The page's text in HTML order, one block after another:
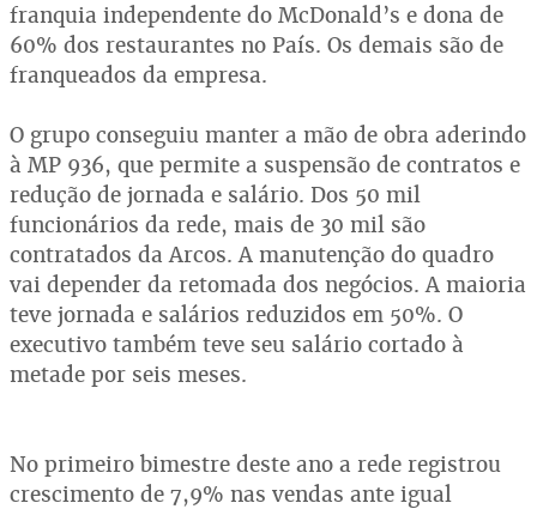
franquia independente do McDonald’s e dona de
60% dos restaurantes no País. Os demais são de
franqueados da empresa.
O grupo conseguiu manter a mão de obra aderindo
à MP 936, que permite a suspensão de contratos e
redução de jornada e salário. Dos 50 mil
funcionários da rede, mais de 30 mil são
contratados da Arcos. A manutenção do quadro
vai depender da retomada dos negócios. A maioria
teve jornada e salários reduzidos em 50%. O
executivo também teve seu salário cortado à
metade por seis meses.
No primeiro bimestre deste ano a rede registrou
crescimento de 7,9% nas vendas ante igual